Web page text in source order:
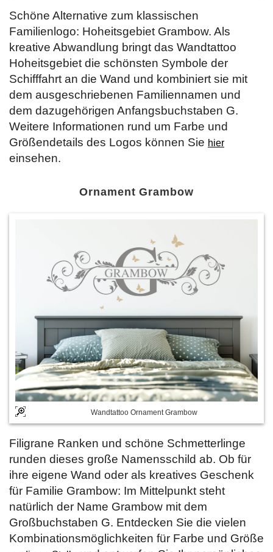
Schöne Alternative zum klassischen
Familienlogo: Hoheitsgebiet Grambow. Als
kreative Abwandlung bringt das Wandtattoo
Hoheitsgebiet die schönsten Symbole der
Schifffahrt an die Wand und kombiniert sie mit
dem ausgeschriebenen Familiennamen und
dem dazugehörigen Anfangsbuchstaben G.
Weitere Informationen rund um Farbe und
Größendetails des Logos können Sie hier
einsehen.
Ornament Grambow
Wandtattoo Ornament Grambow
Filigrane Ranken und schöne Schmetterlinge
runden dieses große Namensschild ab. Ob für
ihre eigene Wand oder als kreatives Geschenk
für Familie Grambow: Im Mittelpunkt steht
natürlich der Name Grambow mit dem
Großbuchstaben G. Entdecken Sie die vielen
Kombinationsmöglichkeiten für Farbe und Größe